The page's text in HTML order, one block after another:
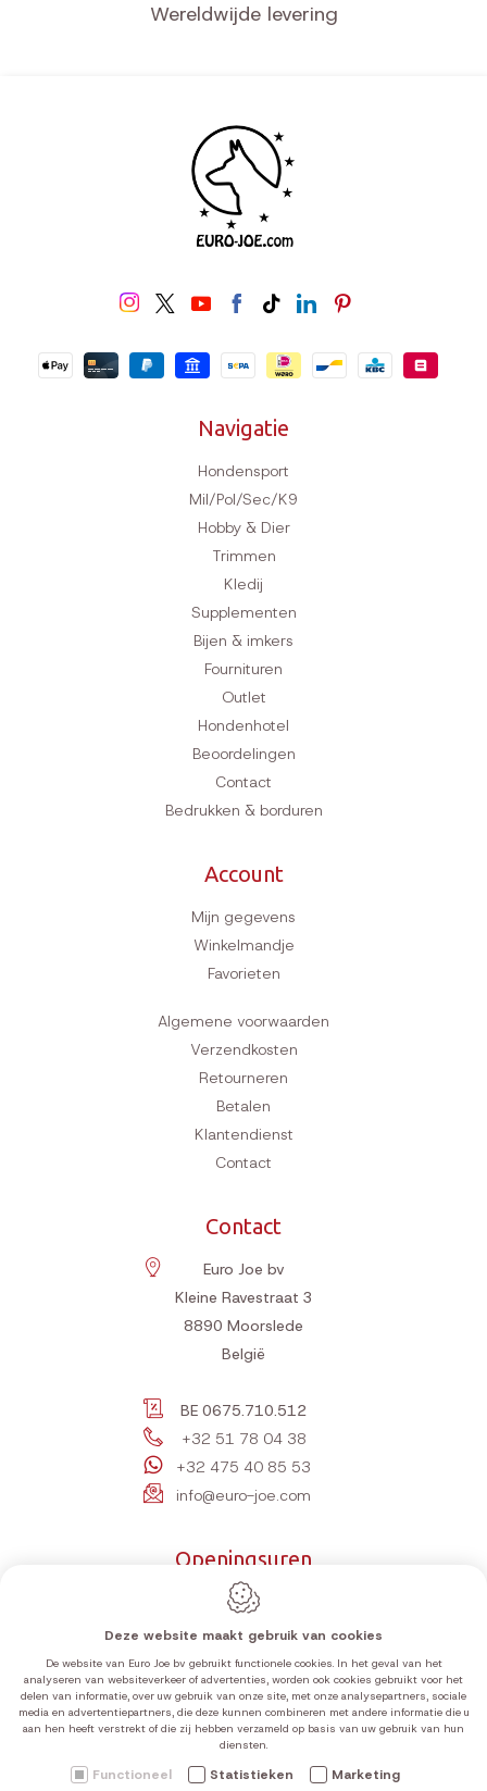
Wereldwijde levering
Navigatie
Hondensport
Mil/Pol/Sec/K9
Hobby & Dier
Trimmen
Kledij
Supplementen
Bijen & imkers
Fournituren
Outlet
Hondenhotel
Beoordelingen
Contact
Bedrukken & borduren
Account
Mijn gegevens
Winkelmandje
Favorieten
Algemene voorwaarden
Verzendkosten
Retourneren
Betalen
Klantendienst
Contact
Contact
Euro Joe bv
Kleine Ravestraat 3
8890 Moorslede
België
BE 0675.710.512
+32 51 78 04 38
+32 475 40 85 53
info@euro-joe.com
Openingsuren
10:00-12:00 | 14:00-18:00
Dinsdag
10:00-12:00 | 14:00-18:00
Woensdag
10:00-12:00 | 14:00-18:00
Donderdag
10:00-12:00 | 14:00-18:00
Vrijdag
10:00-12:00 | 14:00-18:00
10:00-12:00 | 14:00-18:00
Zondag
Gesloten
Deze website maakt gebruik van cookies
De website van Euro Joe bv gebruikt functionele cookies. In het geval van het
analyseren van websiteverkeer of advertenties, worden ook cookies gebruikt voor het
delen van informatie, over uw gebruik van onze site, met onze analysepartners, sociale
media en advertentiepartners, die deze kunnen combineren met andere informatie die u
aan hen heeft verstrekt of die zij hebben verzameld op basis van uw gebruik van hun
diensten.
Functioneel Statistieken Marketing